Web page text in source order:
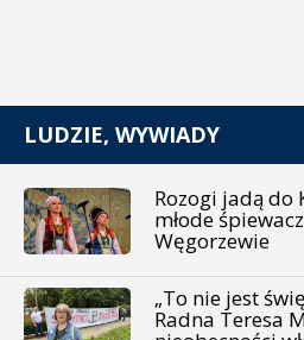
LUDZIE, WYWIADY
Rozogi jadą do
młode
Węgorzewie
„To nie jest
Radna Teresa